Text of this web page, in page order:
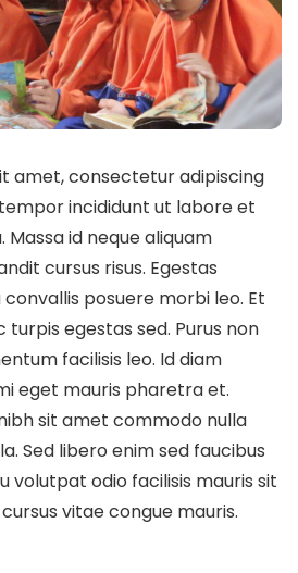
amet, consectetur adipiscing
incididunt ut labore et
id neque aliquam
cursus risus. Egestas
posuere morbi leo. Et
egestas sed. Purus non
facilisis leo. Id diam
eget mauris pharetra et.
sit amet commodo nulla
Sed libero enim sed faucibus
volutpat odio facilisis mauris sit
vitae congue mauris.